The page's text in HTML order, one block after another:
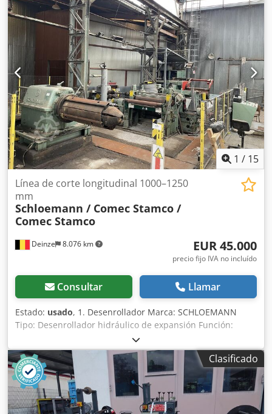
1 / 15
Deinze 8.076 km
Línea de corte longitudinal 1000–1250
mm
Schloemann / Comec Stamco /
Comec Stamco
EUR 45.000
precio fijo IVA no incluído
Consultar Llamar
Estado: usado, 1. Desenrollador Marca: SCHLOEMANN
Tipo: Desenrollador hidráulico de expansión Función:
Sujeción de bobinas y rotación controlada Control de
expansión: Hidráulico Estructura: Bastidor de acero
soldado con freno integrado Capacidad estimada: 8–12
toneladas Diámetro interior de bobina: Ø 508 mm ----- 🔹 2.
Enderezadora / Rodillo de Presión Fabricante: COMEC
(Société de Constructions Mécaniques de Creil) Tipo:
Clasificado